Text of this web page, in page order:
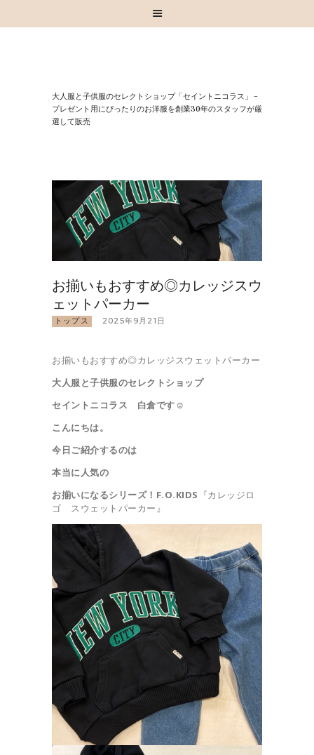
⼤⼈服と⼦供服のセレクトショップ「セイントニコラス」 –
プレゼント⽤にぴったりのお洋服を創業30年のスタッフが厳
選して販売
お知らせ
お買い物
取扱いブランド
お問い合わせ
お揃いもおすすめ◎カレッジスウ
ェットパーカー
トップス 2025年9月21日
お揃いもおすすめ◎カレッジスウェットパーカー
大人服と子供服のセレクトショップ
セイントニコラス 白倉です☺︎
こんにちは。
今日ご紹介するのは
本当に人気の
お揃いになるシリーズ！ F.O.KIDS 『カレッジロ
ゴ スウェットパーカー』